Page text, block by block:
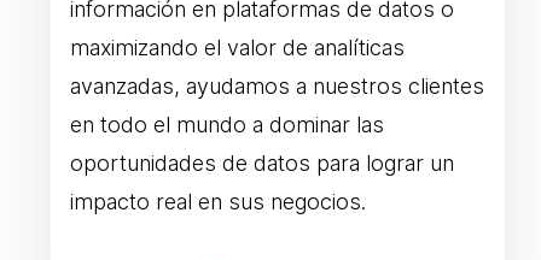
información en plataformas de datos o
maximizando el valor de analíticas
avanzadas, ayudamos a nuestros clientes
en todo el mundo a dominar las
oportunidades de datos para lograr un
impacto real en sus negocios.